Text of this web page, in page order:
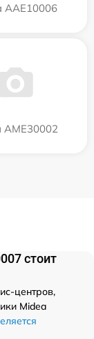
AAE10006
AME30002
стоит
центров,
Midea